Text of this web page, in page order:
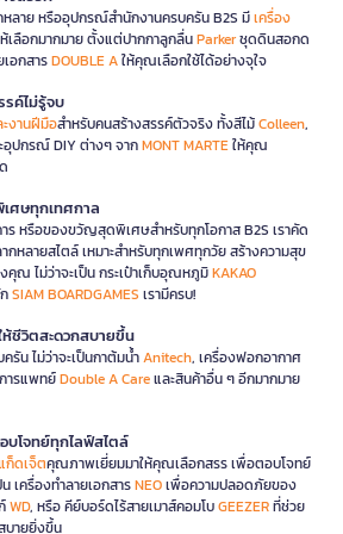
ลาย หรืออุปกรณ์สำนักงานครบครัน B2S มีเครื่อง
เลือกมากมาย ตั้งแต่ปากกาลูกลื่นParkerชุดดินสอกด
อกสารDOUBLE Aให้คุณเลือกใช้ได้อย่างจุใจ
ค์ไม่รู้จบ
งานฝีมือสำหรับคนสร้างสรรค์ตัวจริง ทั้งสีไม้Colleen,
อุปกรณ์ DIY ต่างๆ จากMONT MARTEให้คุณ
ศษทุกเทศกาล
หรือของขวัญสุดพิเศษสำหรับทุกโอกาส B2S เราคัด
กหลายสไตล์ เหมาะสำหรับทุกเพศทุกวัย สร้างความสุข
ณ ไม่ว่าจะเป็น กระเป๋าเก็บอุณหภูมิKAKAO
SIAM BOARDGAMES เรามีครบ!
ห้ชีวิตสะดวกสบายขึ้น
รัน ไม่ว่าจะเป็นกาต้มน้ำAnitech, เครื่องฟอกอากาศ
ารแพทย์Double A Careและสินค้าอื่น ๆ อีกมากมาย
บโจทย์ทุกไลฟ์สไตล์
ก็ดเจ็ตคุณภาพเยี่ยมมาให้คุณเลือกสรร เพื่อตอบโจทย์
เครื่องทำลายเอกสารNEOเพื่อความปลอดภัยของ
WD, หรือ คีย์บอร์ดไร้สายเมาส์คอมโบGEEZERที่ช่วย
บายยิ่งขึ้น